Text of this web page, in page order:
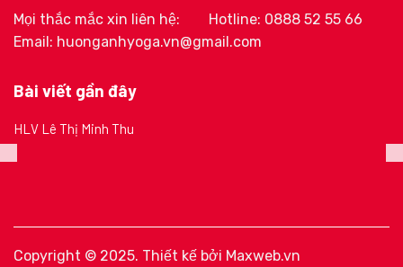
Mọi thắc mắc xin liên hệ:
Hotline: 0888 52 55 66
Email: huonganhyoga.vn@gmail.com
Bài viết gần đây
HLV Lê Thị Minh Thu
Copyright © 2025. Thiết kế bởi Maxweb.vn